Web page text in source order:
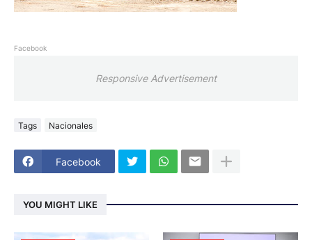
Facebook
Responsive Advertisement
Tags Nacionales
Facebook
YOU MIGHT LIKE